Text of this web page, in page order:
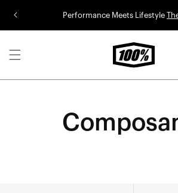
Performance Meets Lifestyle